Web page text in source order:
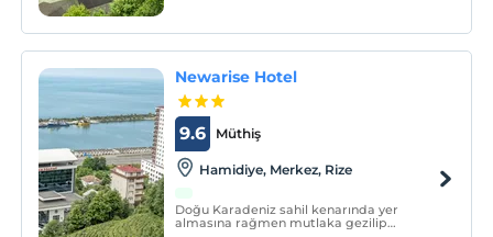
Newarise Hotel
Müthiş
9.6
Hamidiye, Merkez, Rize
Doğu Karadeniz sahil kenarında yer
almasına rağmen mutlaka gezilip